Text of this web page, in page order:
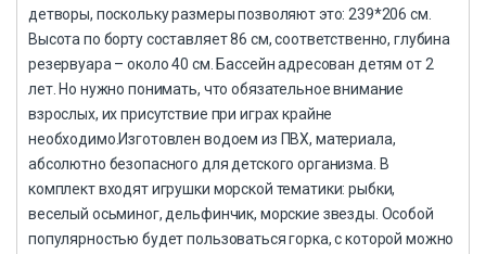
детворы, поскольку размеры позволяют это: 239*206 см.
Высота по борту составляет 86 см, соответственно, глубина
резервуара – около 40 см. Бассейн адресован детям от 2
лет. Но нужно понимать, что обязательное внимание
взрослых, их присутствие при играх крайне
необходимо.Изготовлен водоем из ПВХ, материала,
абсолютно безопасного для детского организма. В
комплект входят игрушки морской тематики: рыбки,
веселый осьминог, дельфинчик, морские звезды. Особой
популярностью будет пользоваться горка, с которой можно